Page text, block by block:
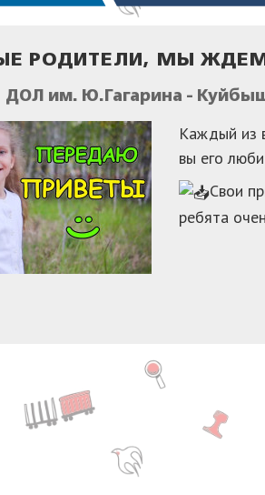
РОДИТЕЛИ, МЫ ЖДЕМ
ДОЛ им. Ю.Гагарина -
Каждый из
вы его
Свои
ребята